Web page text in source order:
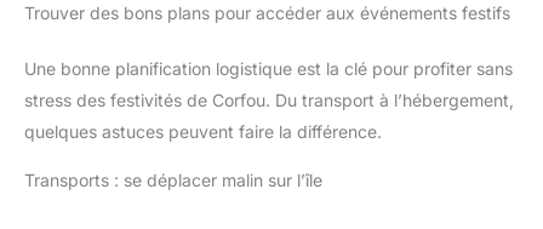
Trouver des bons plans pour accéder aux événements festifs
Une bonne planification logistique est la clé pour profiter sans
stress des festivités de Corfou. Du transport à l’hébergement,
quelques astuces peuvent faire la différence.
Transports : se déplacer malin sur l’île